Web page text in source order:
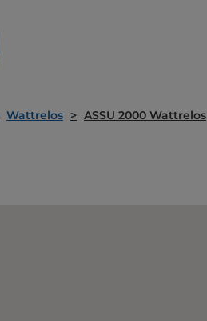
Wattrelos ASSU 2000 Wattrelos